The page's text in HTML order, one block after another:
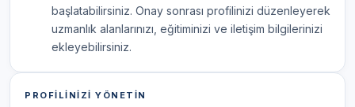
başlatabilirsiniz. Onay sonrası profilinizi düzenleyerek
uzmanlık alanlarınızı, eğitiminizi ve iletişim bilgilerinizi
ekleyebilirsiniz.
PROFILINIZI YÖNETIN